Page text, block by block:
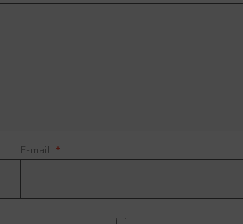
E-mail *